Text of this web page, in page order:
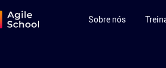
Sobre nós